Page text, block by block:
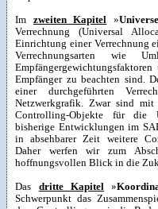
Im zweiten Kapitel »
Verrechnung (Universal
Einrichtung einer Verrechnung
Verrechnungsarten wie
Empfänger zu beachten sind.
einer durchgeführten
Netzwerkgrafik. Zwar sind
Controlling-Objekte für die
bisherige Entwicklungen im
in absehbarer Zeit weitere
Daher werfen wir zum
hoffnungsvollen Blick in die
Das dritte Kapitel »
Schwerpunkt das